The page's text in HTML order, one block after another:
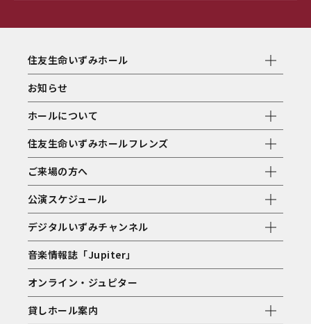
住友生命いずみホール
お知らせ
ホールについて
住友生命いずみホールフレンズ
ご来場の方へ
公演スケジュール
デジタルいずみチャンネル
音楽情報誌「Jupiter」
オンライン・ジュピター
貸しホール案内